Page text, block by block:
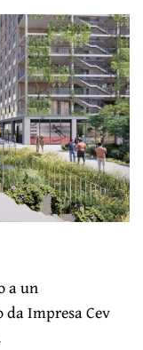
a un
Impresa Cev